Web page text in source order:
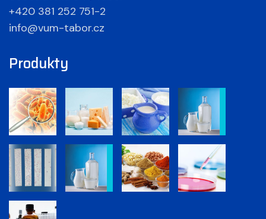
+420 381 252 751-2
info@vum-tabor.cz
Produkty